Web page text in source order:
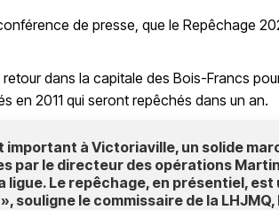
de presse, que le Repêchage
dans la capitale des Bois-Francs
en 2011 qui seront repêchés dans un an.
à Victoriaville, un solide
par le directeur des opérations
Le repêchage, en présentiel, est
souligne le commissaire de la